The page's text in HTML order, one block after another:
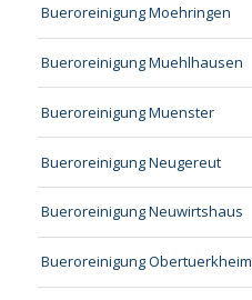
Bueroreinigung Moehringen
Bueroreinigung Muehlhausen
Bueroreinigung Muenster
Bueroreinigung Neugereut
Bueroreinigung Neuwirtshaus
Bueroreinigung Obertuerkheim